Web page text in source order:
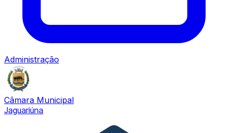
Administração
Câmara Municipal
Jaguariúna